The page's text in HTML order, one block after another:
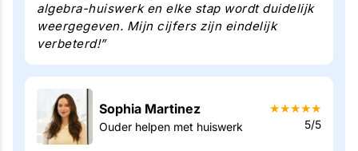
algebra-huiswerk en elke stap wordt duidelijk
weergegeven. Mijn cijfers zijn eindelijk
verbeterd!”
Sophia Martinez
Ouder helpen met huiswerk
★★★★★
5/5